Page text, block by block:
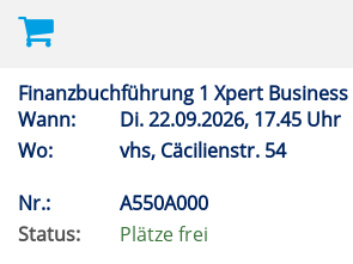
Finanzbuchführung 1 Xpert Business
Wann:
Di.22.09.2026, 17.45 Uhr
Wo:
vhs, Cäcilienstr. 54
Nr.:
A550A000
Status:
Plätze frei